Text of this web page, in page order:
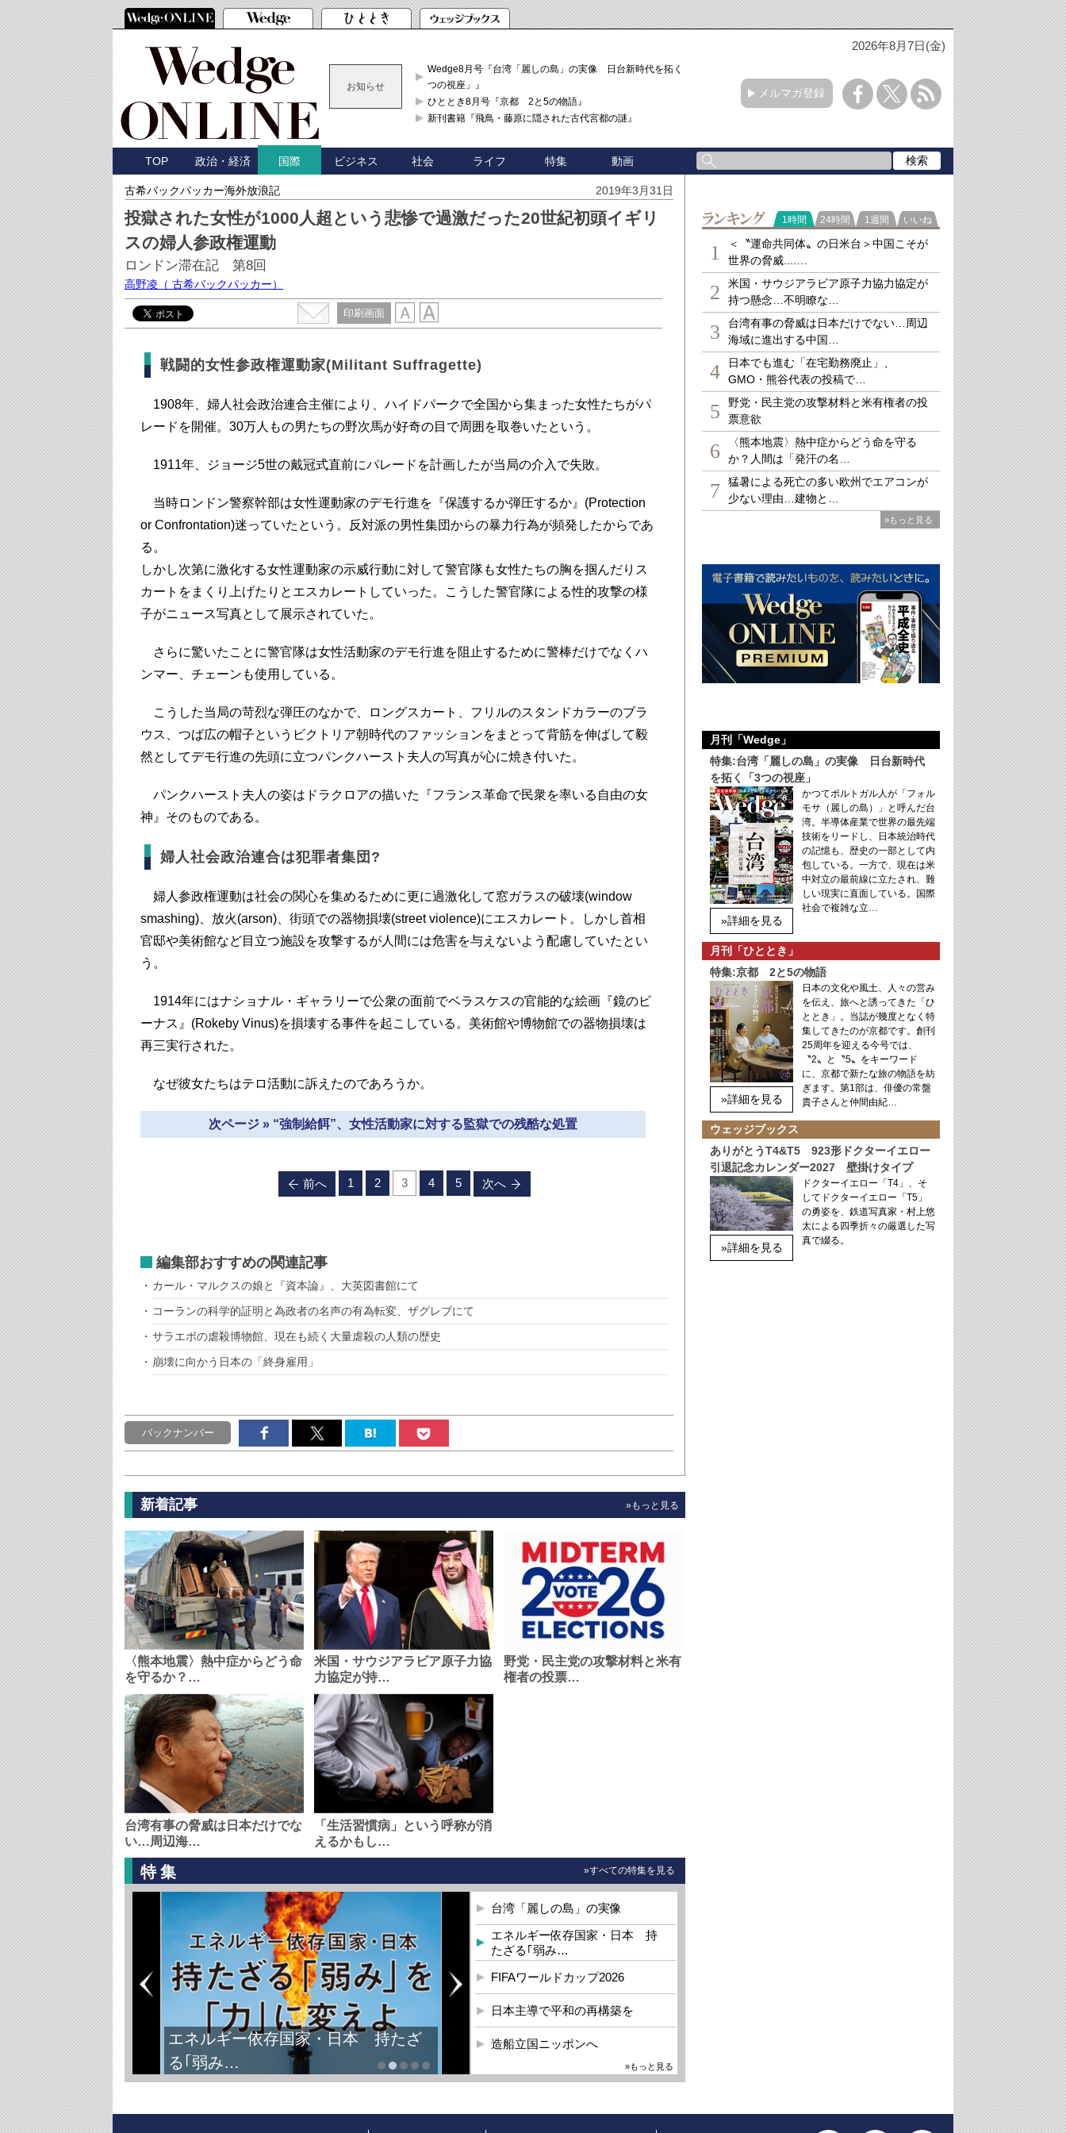
2026年8月7日(金)
お知らせ
Wedge8月号『台湾「麗しの島」の実像 日台新時代を拓く「3
つの視座」』
ひととき8月号『京都 2と5の物語』
新刊書籍『飛鳥・藤原に隠された古代宮都の謎』
メルマガ登録
TOP 政治・経済 国際 ビジネス 社会 ライフ 特集 動画
古希バックパッカー海外放浪記 2019年3月31日
投獄された女性が1000人超という悲惨で過激だった20世紀初頭イギリ
スの婦人参政権運動
ロンドン滞在記 第8回
高野凌 （ 古希バックパッカー）
印刷画面
戦闘的女性参政権運動家(Militant Suffragette)
1908年、婦人社会政治連合主催により、ハイドパークで全国から集まった女性たちがパ
レードを開催。30万人もの男たちの野次馬が好奇の目で周囲を取巻いたという。
1911年、ジョージ5世の戴冠式直前にパレードを計画したが当局の介入で失敗。
当時ロンドン警察幹部は女性運動家のデモ行進を『保護するか弾圧するか』(Protection
or Confrontation)迷っていたという。反対派の男性集団からの暴力行為が頻発したからであ
る。
しかし次第に激化する女性運動家の示威行動に対して警官隊も女性たちの胸を掴んだりス
カートをまくり上げたりとエスカレートしていった。こうした警官隊による性的攻撃の様
子がニュース写真として展示されていた。
さらに驚いたことに警官隊は女性活動家のデモ行進を阻止するために警棒だけでなくハ
ンマー、チェーンも使用している。
こうした当局の苛烈な弾圧のなかで、ロングスカート、フリルのスタンドカラーのブラ
ウス、つば広の帽子というビクトリア朝時代のファッションをまとって背筋を伸ばして毅
然としてデモ行進の先頭に立つパンクハースト夫人の写真が心に焼き付いた。
パンクハースト夫人の姿はドラクロアの描いた『フランス革命で民衆を率いる自由の女
神』そのものである。
婦人社会政治連合は犯罪者集団?
婦人参政権運動は社会の関心を集めるために更に過激化して窓ガラスの破壊(window
smashing)、放火(arson)、街頭での器物損壊(street violence)にエスカレート。しかし首相
官邸や美術館など目立つ施設を攻撃するが人間には危害を与えないよう配慮していたとい
う。
1914年にはナショナル・ギャラリーで公衆の面前でベラスケスの官能的な絵画『鏡のビ
ーナス』(Rokeby Vinus)を損壊する事件を起こしている。美術館や博物館での器物損壊は
再三実行された。
なぜ彼女たちはテロ活動に訴えたのであろうか。
次ページ » “強制給餌”、女性活動家に対する監獄での残酷な処置
前へ 1 2 3 4 5 次へ
編集部おすすめの関連記事
カール・マルクスの娘と『資本論』、大英図書館にて
コーランの科学的証明と為政者の名声の有為転変、ザグレブにて
サラエボの虐殺博物館、現在も続く大量虐殺の人類の歴史
崩壊に向かう日本の「終身雇用」
バックナンバー
新着記事 »もっと見る
〈熊本地震〉熱中症からどう命
を守るか？…
米国・サウジアラビア原子力協
力協定が持…
野党・民主党の攻撃材料と米有
権者の投票…
台湾有事の脅威は日本だけでな
い…周辺海…
「生活習慣病」という呼称が消
えるかもし…
特集 »すべての特集を見る
エネルギー依存国家・日本 持たざ
る｢弱み…
台湾「麗しの島」の実像
エネルギー依存国家・日本 持
たざる｢弱み…
FIFAワールドカップ2026
日本主導で平和の再構築を
造船立国ニッポンへ
»もっと見る
ランキング
1時間 24時間 1週間 いいね
1
＜〝運命共同体〟の日米台＞中国こそが
世界の脅威....…
2
米国・サウジアラビア原子力協力協定が
持つ懸念…不明瞭な…
3
台湾有事の脅威は日本だけでない…周辺
海域に進出する中国…
4
日本でも進む「在宅勤務廃止」、
GMO・熊谷代表の投稿で…
5
野党・民主党の攻撃材料と米有権者の投
票意欲
6
〈熊本地震〉熱中症からどう命を守る
か？人間は「発汗の名…
7
猛暑による死亡の多い欧州でエアコンが
少ない理由…建物と…
»もっと見る
月刊「Wedge」
特集:台湾「麗しの島」の実像 日台新時代
を拓く「3つの視座」
»詳細を見る
かつてポルトガル人が「フォル
モサ（麗しの島）」と呼んだ台
湾。半導体産業で世界の最先端
技術をリードし、日本統治時代
の記憶も、歴史の一部として内
包している。一方で、現在は米
中対立の最前線に立たされ、難
しい現実に直面している。国際
社会で複雑な立…
月刊「ひととき」
特集:京都 2と5の物語
»詳細を見る
日本の文化や風土、人々の営み
を伝え、旅へと誘ってきた「ひ
ととき」。当誌が幾度となく特
集してきたのが京都です。創刊
25周年を迎える今号では、
〝2〟と〝5〟をキーワード
に、京都で新たな旅の物語を紡
ぎます。第1部は、俳優の常盤
貴子さんと仲間由紀…
ウェッジブックス
ありがとうT4&T5 923形ドクターイエロー
引退記念カレンダー2027 壁掛けタイプ
»詳細を見る
ドクターイエロー「T4」、そ
してドクターイエロー「T5」
の勇姿を、鉄道写真家・村上悠
太による四季折々の厳選した写
真で綴る。